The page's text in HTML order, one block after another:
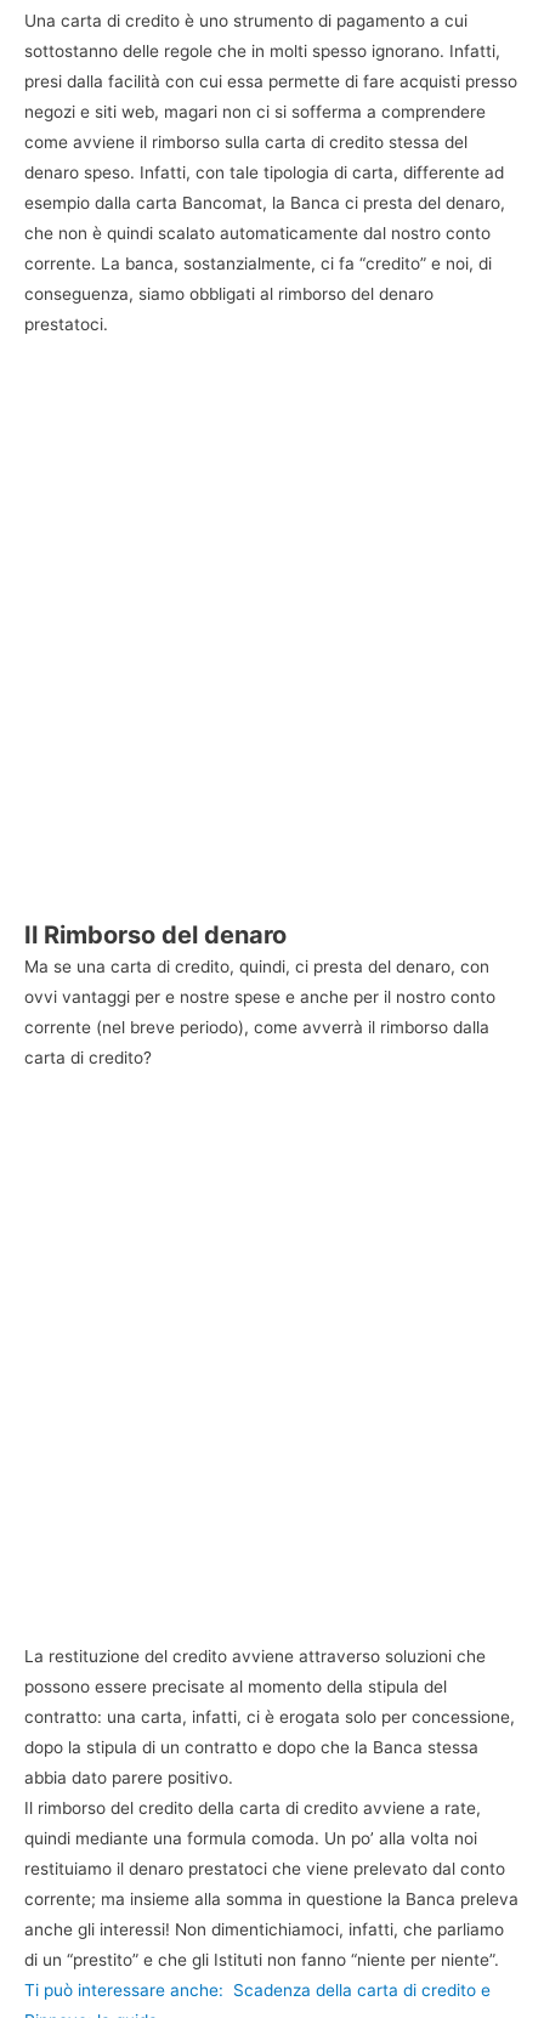
Una carta di credito è uno strumento di pagamento a cui
sottostanno delle regole che in molti spesso ignorano. Infatti,
presi dalla facilità con cui essa permette di fare acquisti presso
negozi e siti web, magari non ci si sofferma a comprendere
come avviene il rimborso sulla carta di credito stessa del
denaro speso. Infatti, con tale tipologia di carta, differente ad
esempio dalla carta Bancomat, la Banca ci presta del denaro,
che non è quindi scalato automaticamente dal nostro conto
corrente. La banca, sostanzialmente, ci fa “credito” e noi, di
conseguenza, siamo obbligati al rimborso del denaro
prestatoci.
Il Rimborso del denaro
Ma se una carta di credito, quindi, ci presta del denaro, con
ovvi vantaggi per e nostre spese e anche per il nostro conto
corrente (nel breve periodo), come avverrà il rimborso dalla
carta di credito?
La restituzione del credito avviene attraverso soluzioni che
possono essere precisate al momento della stipula del
contratto: una carta, infatti, ci è erogata solo per concessione,
dopo la stipula di un contratto e dopo che la Banca stessa
abbia dato parere positivo.
Il rimborso del credito della carta di credito avviene a rate,
quindi mediante una formula comoda. Un po’ alla volta noi
restituiamo il denaro prestatoci che viene prelevato dal conto
corrente; ma insieme alla somma in questione la Banca preleva
anche gli interessi! Non dimentichiamoci, infatti, che parliamo
di un “prestito” e che gli Istituti non fanno “niente per niente”.
Ti può interessare anche:
Scadenza della carta di credito e